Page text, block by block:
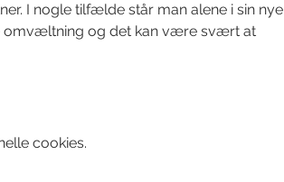
I nogle tilfælde står man alene i sin nye
omvæltning og det kan være svært at
cookies.